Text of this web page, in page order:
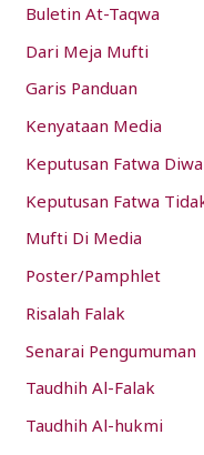
:Buletin At-Taqwa
Dari Meja Mufti
Garis Panduan
Kenyataan Media
Keputusan Fatwa
Keputusan Fatwa
Mufti Di Media
Poster/Pamphlet
Risalah Falak
Senarai Pengumuman
Taudhih Al-Falak
Taudhih Al-hukmi